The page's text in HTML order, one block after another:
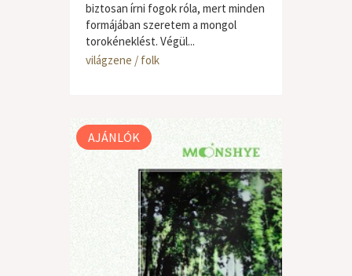
biztosan írni fogok róla, mert minden
formájában szeretem a mongol
torokéneklést. Végül...
világzene / folk
AJÁNLÓK